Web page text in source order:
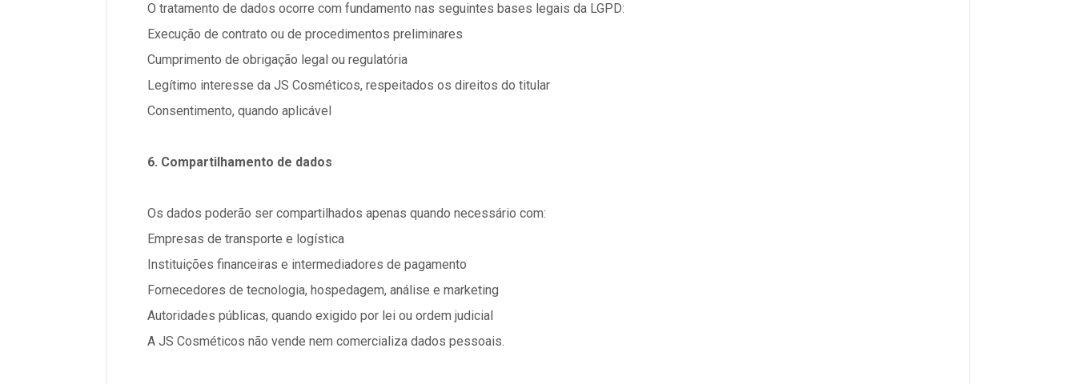
O tratamento de dados ocorre com fundamento nas seguintes bases legais da LGPD:
Execução de contrato ou de procedimentos preliminares
Cumprimento de obrigação legal ou regulatória
Legítimo interesse da JS Cosméticos, respeitados os direitos do titular
Consentimento, quando aplicável
6. Compartilhamento de dados
Os dados poderão ser compartilhados apenas quando necessário com:
Empresas de transporte e logística
Instituições financeiras e intermediadores de pagamento
Fornecedores de tecnologia, hospedagem, análise e marketing
Autoridades públicas, quando exigido por lei ou ordem judicial
A JS Cosméticos não vende nem comercializa dados pessoais.